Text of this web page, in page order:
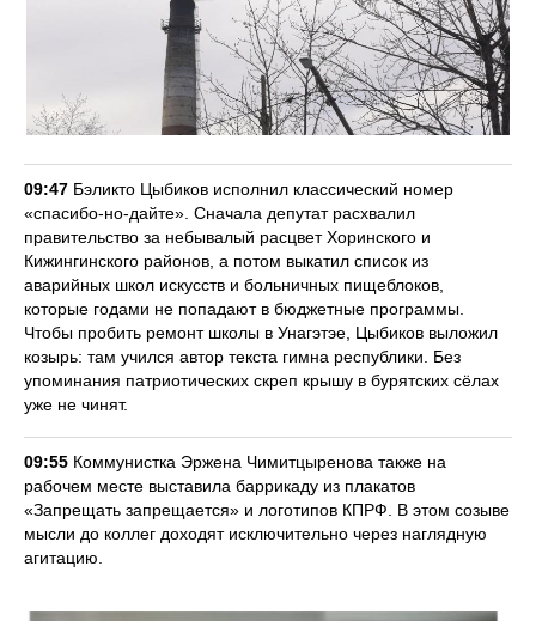
09:47 Бэликто Цыбиков исполнил классический номер
«спасибо-но-дайте». Сначала депутат расхвалил
правительство за небывалый расцвет Хоринского и
Кижингинского районов, а потом выкатил список из
аварийных школ искусств и больничных пищеблоков,
которые годами не попадают в бюджетные программы.
Чтобы пробить ремонт школы в Унагэтэе, Цыбиков выложил
козырь: там учился автор текста гимна республики. Без
упоминания патриотических скреп крышу в бурятских сёлах
уже не чинят.
09:55 Коммунистка Эржена Чимитцыренова также на
рабочем месте выставила баррикаду из плакатов
«Запрещать запрещается» и логотипов КПРФ. В этом созыве
мысли до коллег доходят исключительно через наглядную
агитацию.